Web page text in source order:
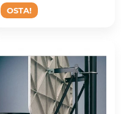
OSTA!